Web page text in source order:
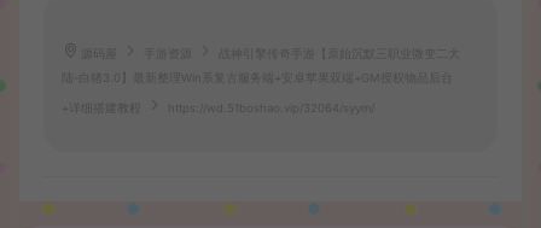
手游资源
战神引擎传奇手游【原始沉默三职业微变二大
陆-白猪3.0】最新整理Win系复古服务端+安卓苹果双端+GM授权物品后台
+详细搭建教程 https://wd.51boshao.vip/32064/syym/